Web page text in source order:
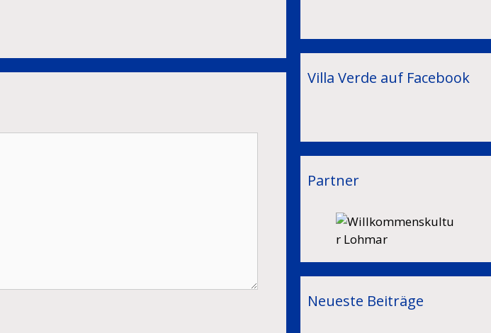
Villa Verde auf Facebook
Partner
Neueste Beiträge